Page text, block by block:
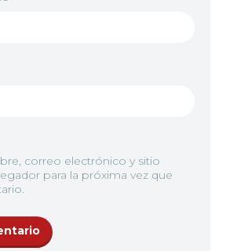
correo electrónico y sitio
para la próxima vez que